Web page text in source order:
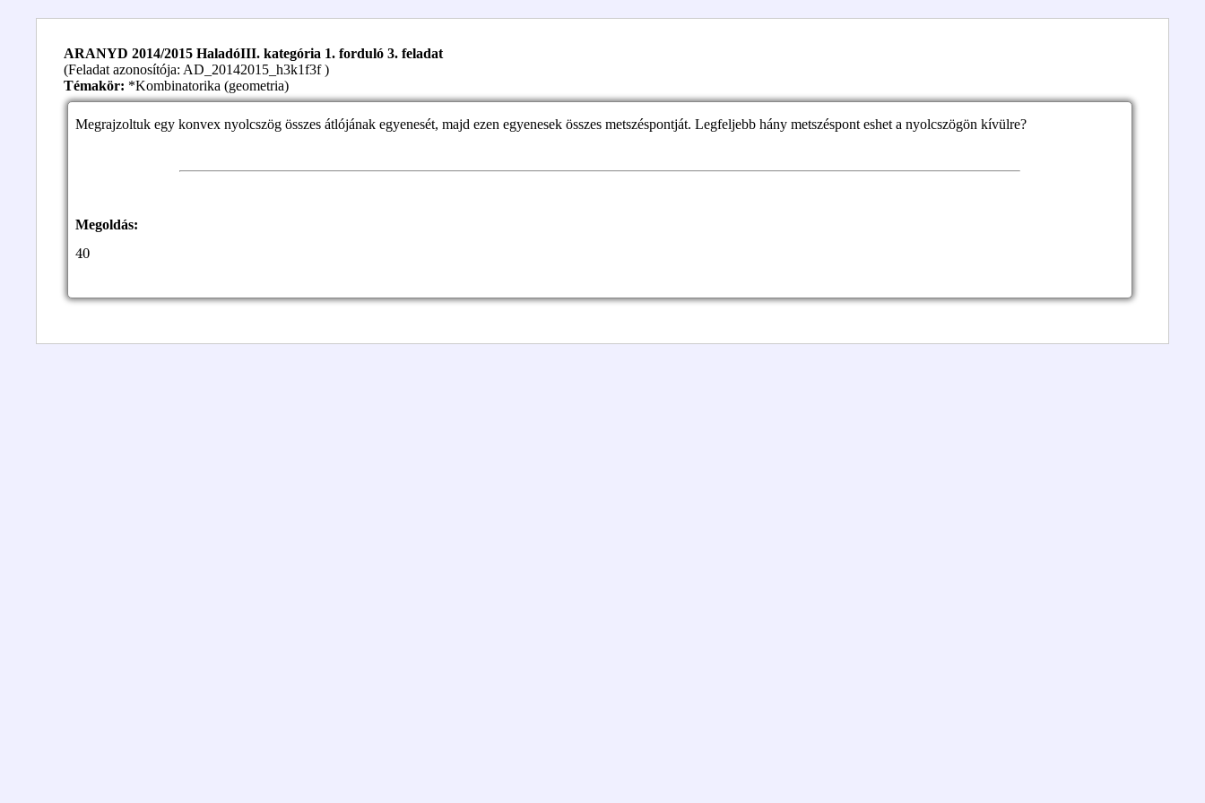
ARANYD 2014/2015 HaladóIII. kategória 1. forduló 3. feladat
(Feladat azonosítója: AD_20142015_h3k1f3f )
Témakör: *Kombinatorika (geometria)
Megrajzoltuk egy konvex nyolcszög összes átlójának egyenesét, majd ezen egyenesek összes metszéspontját. Legfeljebb hány metszéspont eshet a nyolcszögön kívülre?
Megoldás:
40